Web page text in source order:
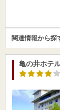
関連情報から探
亀の井ホテル